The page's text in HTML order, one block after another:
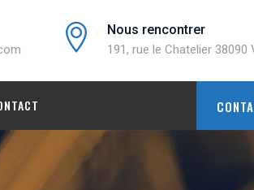
Nous rencontrer
191, rue le Chatelier 38090